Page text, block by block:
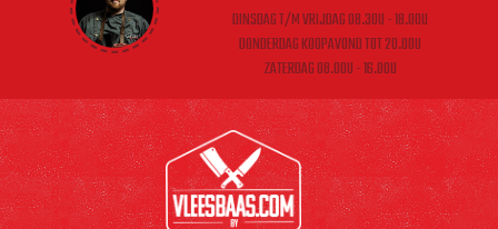
DINSDAG T/M VRIJDAG 08.30U - 18.00U
DONDERDAG KOOPAVOND TOT 20.00U
ZATERDAG 08.00U - 16.00U